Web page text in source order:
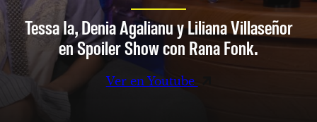
Tessa Ia, Denia Agalianu y Liliana Villaseñor
en Spoiler Show con Rana Fonk.
Ver en Youtube